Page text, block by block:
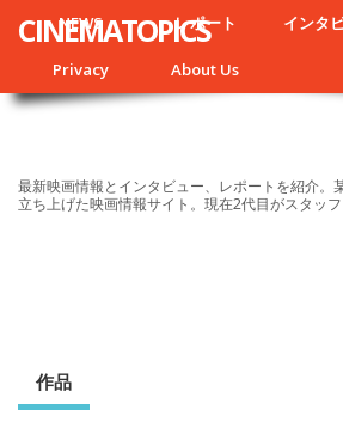
NEWS レポート インタ
Privacy About Us
CINEMATOPICS
最新映画情報とインタビュー、レポートを紹介。
立ち上げた映画情報サイト。現在2代目がスタッフ
作品